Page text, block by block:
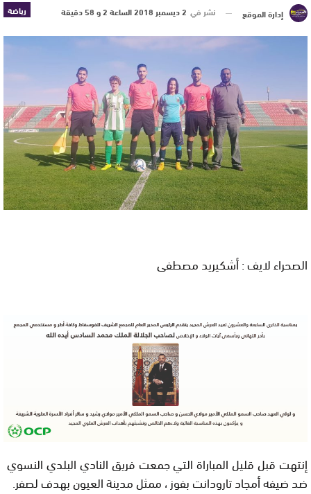
رياضة إدارة الموقع نشر في 2 ديسمبر 2018 الساعة 2 و 58 دقيقة
الصحراء لايف : أشكيريد مصطفى
إنتهت قبل قليل المباراة التي جمعت فريق النادي البلدي النسوي
ضد ضيفه أمجاد تارودانت بفوز ، ممثل مدينة العيون بهدف لصفر.